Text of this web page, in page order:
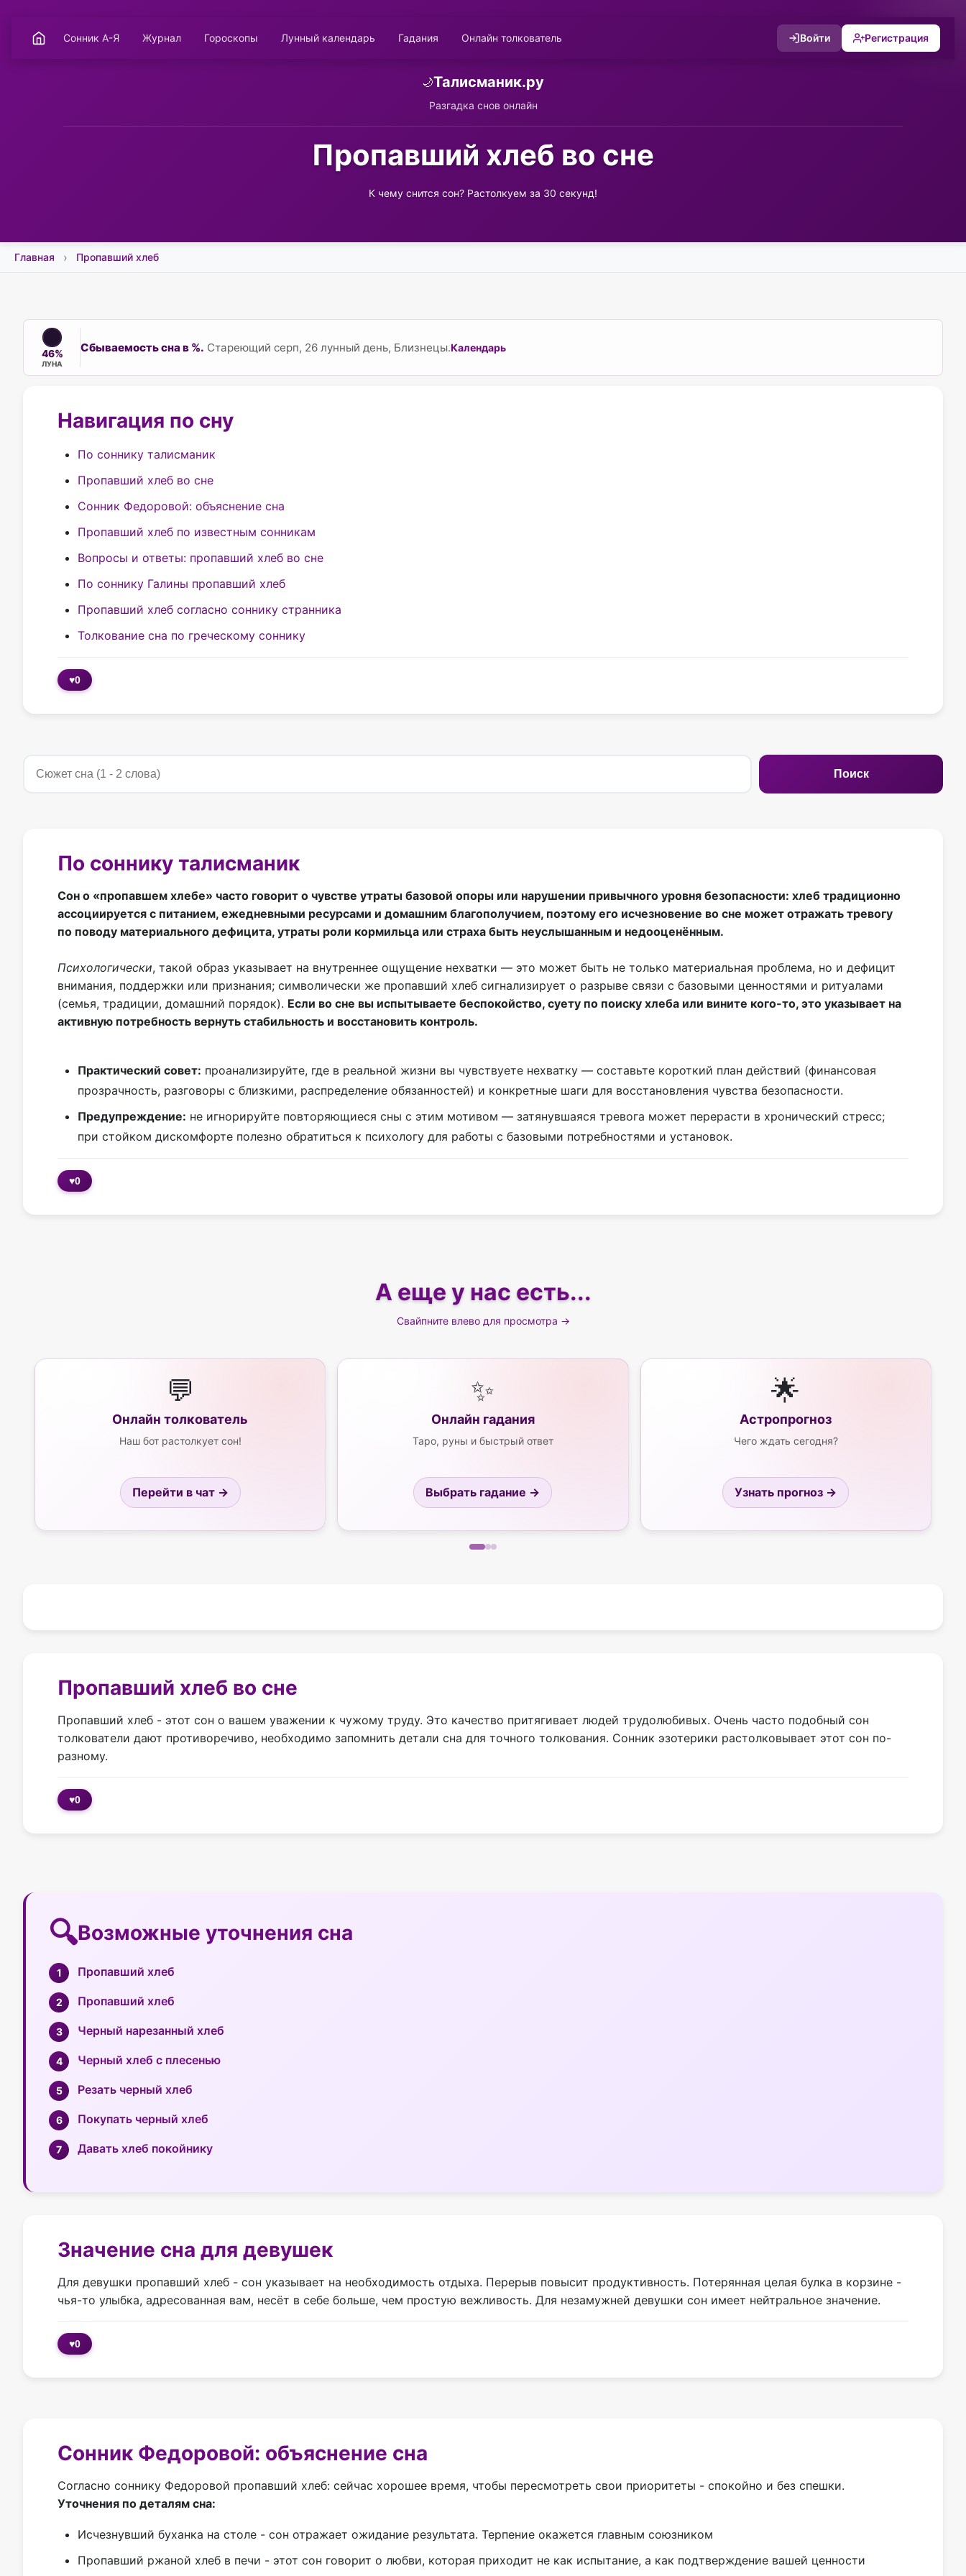
Сонник А-Я Журнал Гороскопы Лунный календарь Гадания Онлайн толкователь Войти Регистрация
🌙Талисманик.ру
Разгадка снов онлайн
Пропавший хлеб во сне
К чему снится сон? Растолкуем за 30 секунд!
Главная Пропавший хлеб
46%
ЛУНА
Сбываемость сна в %. Стареющий серп, 26 лунный день, Близнецы.Календарь
Навигация по сну
По соннику талисманик
Пропавший хлеб во сне
Сонник Федоровой: объяснение сна
Пропавший хлеб по известным сонникам
Вопросы и ответы: пропавший хлеб во сне
По соннику Галины пропавший хлеб
Пропавший хлеб согласно соннику странника
Толкование сна по греческому соннику
♥0
Поиск
По соннику талисманик
Сон о «пропавшем хлебе» часто говорит о чувстве утраты базовой опоры или нарушении привычного уровня безопасности: хлеб традиционно
ассоциируется с питанием, ежедневными ресурсами и домашним благополучием, поэтому его исчезновение во сне может отражать тревогу
по поводу материального дефицита, утраты роли кормильца или страха быть неуслышанным и недооценённым.
Психологически, такой образ указывает на внутреннее ощущение нехватки — это может быть не только материальная проблема, но и дефицит
внимания, поддержки или признания; символически же пропавший хлеб сигнализирует о разрыве связи с базовыми ценностями и ритуалами
(семья, традиции, домашний порядок). Если во сне вы испытываете беспокойство, суету по поиску хлеба или вините кого-то, это указывает на
активную потребность вернуть стабильность и восстановить контроль.
Практический совет: проанализируйте, где в реальной жизни вы чувствуете нехватку — составьте короткий план действий (финансовая
прозрачность, разговоры с близкими, распределение обязанностей) и конкретные шаги для восстановления чувства безопасности.
Предупреждение: не игнорируйте повторяющиеся сны с этим мотивом — затянувшаяся тревога может перерасти в хронический стресс;
при стойком дискомфорте полезно обратиться к психологу для работы с базовыми потребностями и установок.
♥0
А еще у нас есть...
Свайпните влево для просмотра →
💬
Онлайн толкователь
Наш бот растолкует сон!
Перейти в чат →
✨
Онлайн гадания
Таро, руны и быстрый ответ
Выбрать гадание →
🌟
Астропрогноз
Чего ждать сегодня?
Узнать прогноз →
Пропавший хлеб во сне
Пропавший хлеб - этот сон о вашем уважении к чужому труду. Это качество притягивает людей трудолюбивых. Очень часто подобный сон
толкователи дают противоречиво, необходимо запомнить детали сна для точного толкования. Cонник эзотерики растолковывает этот сон по-
разному.
♥0
Возможные уточнения сна
Пропавший хлеб
Пропавший хлеб
Черный нарезанный хлеб
Черный хлеб с плесенью
Резать черный хлеб
Покупать черный хлеб
Давать хлеб покойнику
Значение сна для девушек
Для девушки пропавший хлеб - сон указывает на необходимость отдыха. Перерыв повысит продуктивность. Потерянная целая булка в корзине -
чья-то улыбка, адресованная вам, несёт в себе больше, чем простую вежливость. Для незамужней девушки сон имеет нейтральное значение.
♥0
Сонник Федоровой: объяснение сна
Согласно соннику Федоровой пропавший хлеб: сейчас хорошее время, чтобы пересмотреть свои приоритеты - спокойно и без спешки.
Уточнения по деталям сна:
Исчезнувший буханка на столе - сон отражает ожидание результата. Терпение окажется главным союзником
Пропавший ржаной хлеб в печи - этот сон говорит о любви, которая приходит не как испытание, а как подтверждение вашей ценности